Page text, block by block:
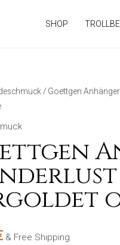
SHOP
/ Goettgen
& Free Shipping